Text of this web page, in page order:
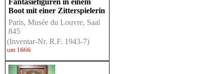
Fantasiefiguren in einem
Boot mit einer Zitterspielerin
Paris, Musée du Louvre, Saal
845
(Inventar-Nr. R.F. 1943-7)
um 1666